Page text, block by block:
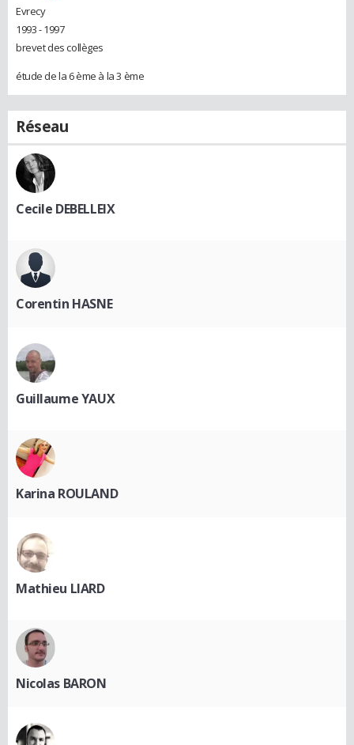
Evrecy
1993 - 1997
brevet des collèges
étude de la 6 ème à la 3 ème
Réseau
Cecile DEBELLEIX
Corentin HASNE
Guillaume YAUX
Karina ROULAND
Mathieu LIARD
Nicolas BARON